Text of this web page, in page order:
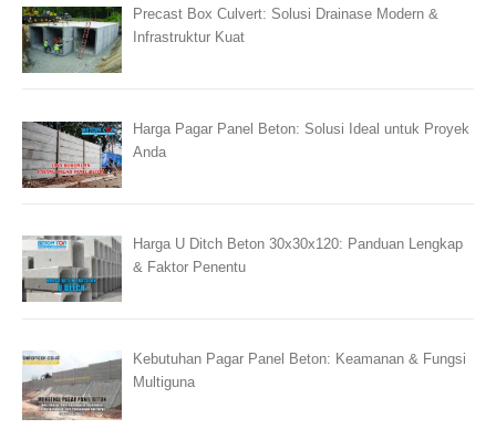
Precast Box Culvert: Solusi Drainase Modern &
Infrastruktur Kuat
Harga Pagar Panel Beton: Solusi Ideal untuk Proyek
Anda
Harga U Ditch Beton 30x30x120: Panduan Lengkap
& Faktor Penentu
Kebutuhan Pagar Panel Beton: Keamanan & Fungsi
Multiguna